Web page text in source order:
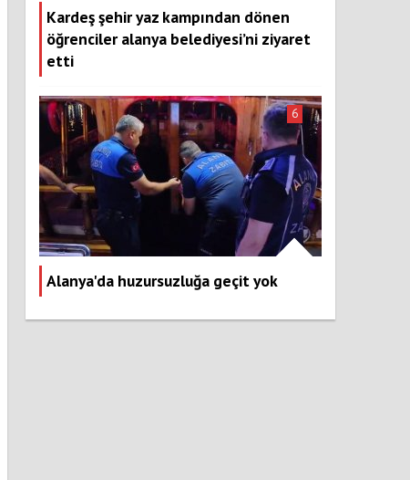
Kardeş şehir yaz kampından dönen
öğrenciler alanya belediyesi’ni ziyaret
etti
Alanya'da huzursuzluğa geçit yok
6